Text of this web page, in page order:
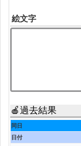
絵文字
🍎過去結果
同日
日付